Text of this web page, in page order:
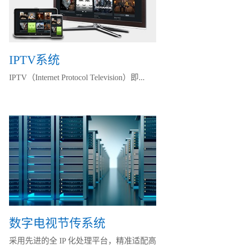
IPTV系统
IPTV（Internet Protocol Television）即...
数字电视节传系统
采用先进的全 IP 化处理平台，精准适配高